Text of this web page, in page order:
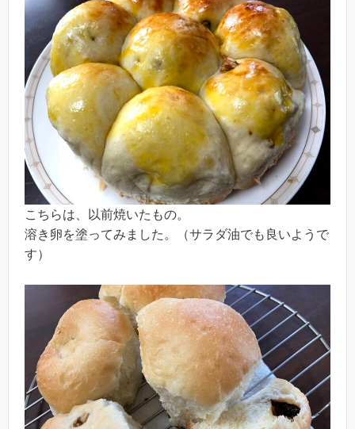
こちらは、以前焼いたもの。
溶き卵を塗ってみました。（サラダ油でも良いようで
す）